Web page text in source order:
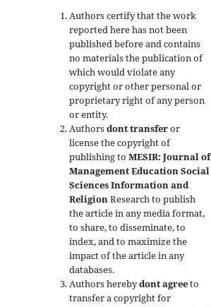
Authors certify that the work
reported here has not been
published before and contains
no materials the publication of
which would violate any
copyright or other personal or
proprietary right of any person
or entity.
Authorsdont transferor
license the copyright of
publishing to MESIR: Journal of
Management Education Social
Sciences Information and
ReligionResearch to publish
the article in any media format,
to share, to disseminate, to
index, and to maximize the
impact of the article in any
databases.
Authors herebydont agreeto
transfer a copyright for